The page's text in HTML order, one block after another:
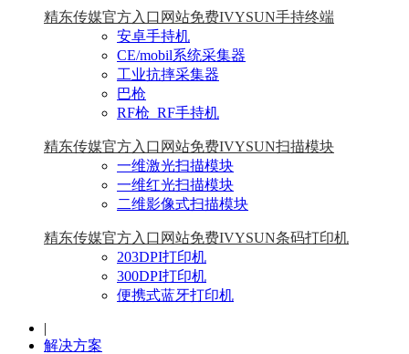
精东传媒官方入口网站免费IVYSUN手持终端
安卓手持机
CE/mobil系统采集器
工业抗摔采集器
巴枪
RF枪_RF手持机
精东传媒官方入口网站免费IVYSUN扫描模块
一维激光扫描模块
一维红光扫描模块
二维影像式扫描模块
精东传媒官方入口网站免费IVYSUN条码打印机
203DPI打印机
300DPI打印机
便携式蓝牙打印机
|
解决方案